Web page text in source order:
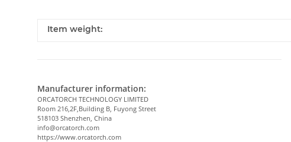
Item weight:
Manufacturer information:
ORCATORCH TECHNOLOGY LIMITED
Room 216,2F,Building B, Fuyong Street
518103 Shenzhen, China
info@orcatorch.com
https://www.orcatorch.com